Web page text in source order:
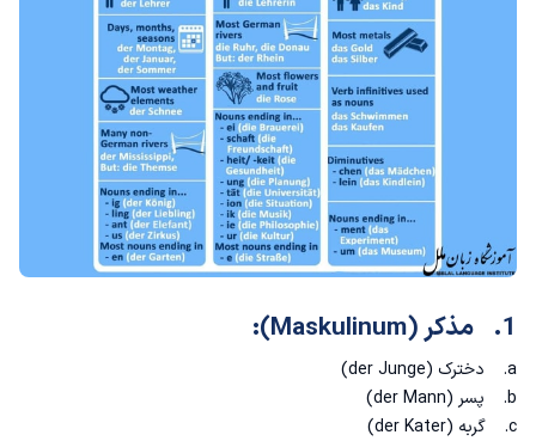
1. مذکر (Maskulinum):
a. دخترک (der Junge)
b. پسر (der Mann)
c. گربه (der Kater)